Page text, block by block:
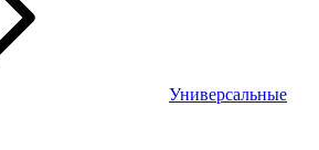
Универсальные